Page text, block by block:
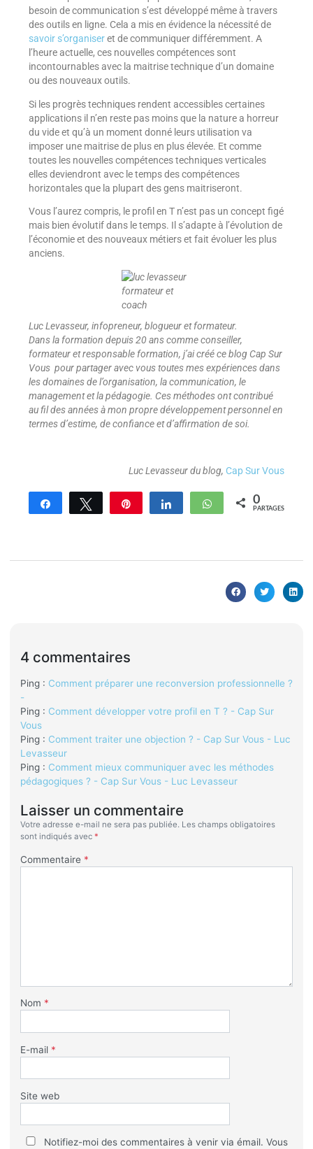
besoin de communication s’est développé même à travers
des outils en ligne. Cela a mis en évidence la nécessité de
savoir s’organiseret de communiquer différemment. A
l’heure actuelle, ces nouvelles compétences sont
incontournables avec la maitrise technique d’un domaine
ou des nouveaux outils.
Si les progrès techniques rendent accessibles certaines
applications il n’en reste pas moins que la nature a horreur
du vide et qu’à un moment donné leurs utilisation va
imposer une maitrise de plus en plus élevée. Et comme
toutes les nouvelles compétences techniques verticales
elles deviendront avec le temps des compétences
horizontales que la plupart des gens maitriseront.
Vous l’aurez compris, le profil en T n’est pas un concept figé
mais bien évolutif dans le temps. Il s’adapte à l’évolution de
l’économie et des nouveaux métiers et fait évoluer les plus
anciens.
Luc Levasseur, infopreneur, blogueur et formateur.
Dans la formation depuis 20 ans comme conseiller,
formateur et responsable formation, j’ai créé ce blog Cap Sur
Vous pour partager avec vous toutes mes expériences dans
les domaines de l’organisation, la communication, le
management et la pédagogie. Ces méthodes ont contribué
au fil des années à mon propre développement personnel en
termes d’estime, de confiance et d’affirmation de soi.
Luc Levasseur du blog, Cap Sur Vous
Partagez Tweetez Enregistrer Partagez WhatsApp
0
PARTAGES
4 commentaires
Ping : Comment préparer une reconversion professionnelle ?
-
Ping : Comment développer votre profil en T ? - Cap Sur
Vous
Ping : Comment traiter une objection ? - Cap Sur Vous - Luc
Levasseur
Ping : Comment mieux communiquer avec les méthodes
pédagogiques ? - Cap Sur Vous - Luc Levasseur
Laisser un commentaire
Votre adresse e-mail ne sera pas publiée. Les champs obligatoires
sont indiqués avec *
Commentaire *
Nom *
E-mail *
Site web
Notifiez-moi des commentaires à venir via émail. Vous